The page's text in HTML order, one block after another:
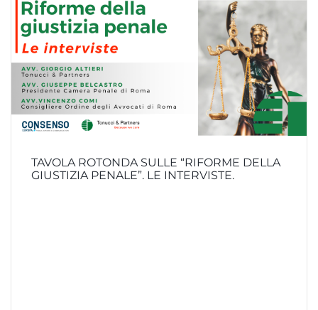
TAVOLA ROTONDA SULLE “RIFORME DELLA
GIUSTIZIA PENALE”. LE INTERVISTE.